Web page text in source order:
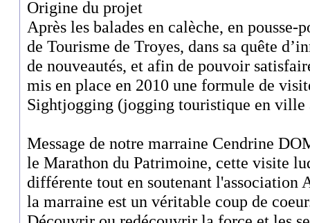
Origine du projet
Après les balades en calèche, en pousse-
de Tourisme de Troyes, dans sa quête
de nouveautés, et afin de pouvoir
mis en place en 2010 une formule de
Sightjogging (jogging touristique en ville
Message de notre marraine Cendrine
le Marathon du Patrimoine, cette visite
différente tout en soutenant l'association
la marraine est un véritable coup de